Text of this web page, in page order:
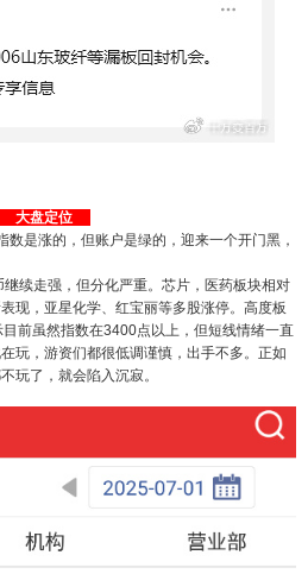
大盘定位
是涨的，但账户是绿的，迎来一个开门黑，
续走强，但分化严重。芯片，医药板块相对
现，亚星化学、红宝丽等多股涨停。高度板
前虽然指数在3400点以上，但短线情绪一直
玩，游资们都很低调谨慎，出手不多。正如
玩了，就会陷入沉寂。